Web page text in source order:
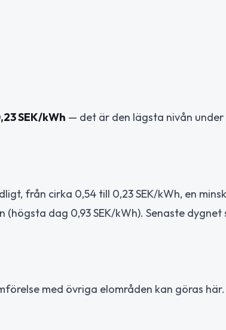
SEK/kWh — det är den lägsta nivån under
från cirka 0,54 till 0,23 SEK/kWh, en
dag 0,93 SEK/kWh). Senaste dygnet
med övriga elområden kan göras